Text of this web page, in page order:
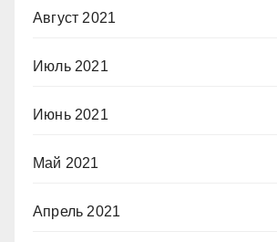
Август 2021
Июль 2021
Июнь 2021
Май 2021
Апрель 2021